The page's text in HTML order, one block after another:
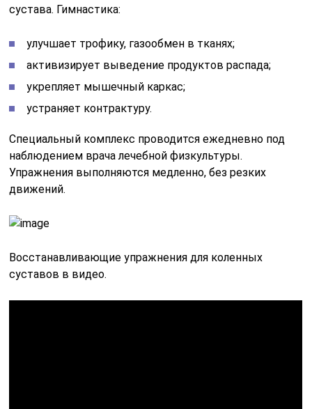
сустава. Гимнастика:
улучшает трофику, газообмен в тканях;
активизирует выведение продуктов распада;
укрепляет мышечный каркас;
устраняет контрактуру.
Специальный комплекс проводится ежедневно под
наблюдением врача лечебной физкультуры.
Упражнения выполняются медленно, без резких
движений.
Восстанавливающие упражнения для коленных
суставов в видео.